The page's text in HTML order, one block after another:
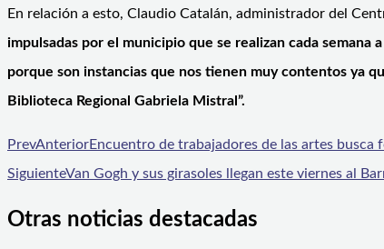
En relación a esto, Claudio Catalán, administrador del
impulsadas por el municipio que se realizan cada
porque son instancias que nos tienen muy contentos ya
Biblioteca Regional Gabriela Mistral ”.
PrevAnteriorEncuentro de trabajadores de las artes busca
SiguienteVan Gogh y sus girasoles llegan este viernes al
Otras noticias destacadas